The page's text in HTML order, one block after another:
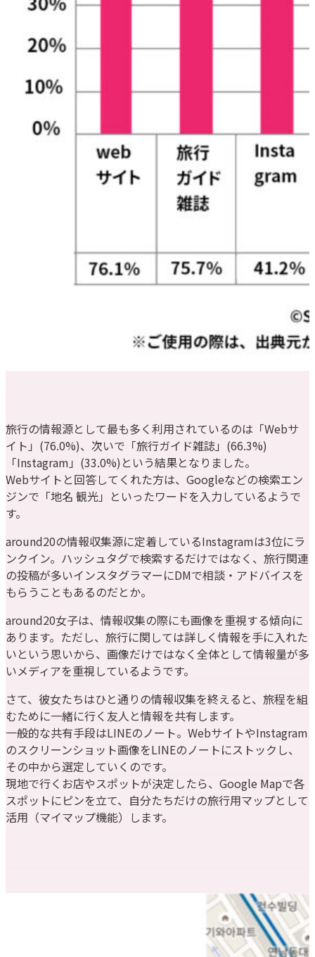
旅行の情報源として最も多く利用されているのは「Webサ
イト」(76.0%)、次いで「旅行ガイド雑誌」(66.3%)
「Instagram」(33.0%)という結果となりました。
Webサイトと回答してくれた方は、Googleなどの検索エン
ジンで「地名 観光」といったワードを入力しているようで
す。
around20の情報収集源に定着しているInstagramは3位にラ
ンクイン。ハッシュタグで検索するだけではなく、旅行関連
の投稿が多いインスタグラマーにDMで相談・アドバイスを
もらうこともあるのだとか。
around20女子は、情報収集の際にも画像を重視する傾向に
あります。ただし、旅行に関しては詳しく情報を手に入れた
いという思いから、画像だけではなく全体として情報量が多
いメディアを重視しているようです。
さて、彼女たちはひと通りの情報収集を終えると、旅程を組
むために一緒に行く友人と情報を共有します。
一般的な共有手段はLINEのノート。WebサイトやInstagram
のスクリーンショット画像をLINEのノートにストックし、
その中から選定していくのです。
現地で行くお店やスポットが決定したら、Google Mapで各
スポットにピンを立て、自分たちだけの旅行用マップとして
活用（マイマップ機能）します。